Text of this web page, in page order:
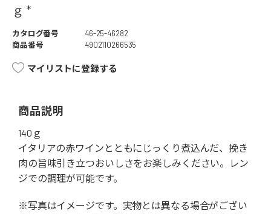
ｇ *
カタログ番号
46-25-46282
商品番号
4902110266535
マイリストに登録する
商品説明
140ｇ
イタリアの赤ワインとともにじっくり煮込んだ、挽き
肉の旨味引き立つおいしさをお楽しみください。レン
ジでの調理が可能です。
※写真はイメージです。実物とは異なる場合がござい